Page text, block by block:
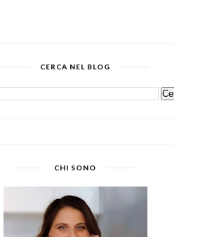
CERCA NEL BLOG
CHI SONO